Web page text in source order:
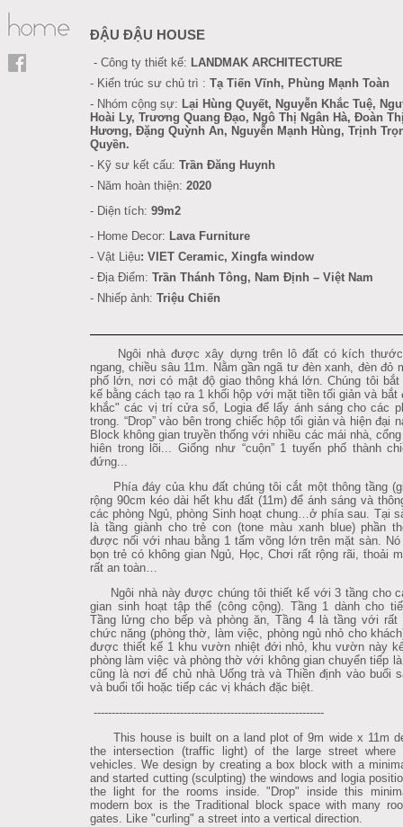
ĐẬU ĐẬU HOUSE
- Công ty thiết kế: LANDMAK ARCHITECTURE
- Kiến trúc sư chủ trì : Tạ Tiến Vĩnh, Phùng Mạnh Toàn
- Nhóm cộng sự: Lại Hùng Quyết, Nguyễn Khắc Tuệ,
Hoài Ly, Trương Quang Đạo, Ngô Thị Ngân Hà, Đoàn
Hương, Đặng Quỳnh An, Nguyễn Mạnh Hùng, Trịnh
Quyền.
- Kỹ sư kết cấu: Trần Đăng Huynh
- Năm hoàn thiện: 2020
- Diện tích: 99m2
- Home Decor: Lava Furniture
- Vật Liệu: VIET Ceramic, Xingfa window
- Địa Điểm: Trần Thánh Tông, Nam Định – Việt Nam
- Nhiếp ảnh: Triệu Chiến
Ngôi nhà được xây dựng trên lô đất có kích thước
ngang, chiều sâu 11m. Nằm gần ngã tư đèn xanh, đèn đỏ
phố lớn, nơi có mật độ giao thông khá lớn. Chúng tôi bắt
kế bằng cách tạo ra 1 khối hộp với mặt tiền tối giản và bắt
khắc" các vị trí cửa sổ, Logia để lấy ánh sáng cho các
trong. “Drop” vào bên trong chiếc hộp tối giản và hiện đại
Block không gian truyền thống với nhiều các mái nhà,
hiên trong lõi... Giống như “cuộn” 1 tuyến phố thành
đứng...
Phía đáy của khu đất chúng tôi cắt một thông tầng
rộng 90cm kéo dài hết khu đất (11m) để ánh sáng và
các phòng Ngủ, phòng Sinh hoạt chung…ở phía sau. Tại
là tầng giành cho trẻ con (tone màu xanh blue) phần
được nối với nhau bằng 1 tấm võng lớn trên mặt sàn. Nó
bọn trẻ có không gian Ngủ, Học, Chơi rất rộng rãi, thoải
rất an toàn…
Ngôi nhà này được chúng tôi thiết kế với 3 tầng cho
gian sinh hoạt tập thể (công cộng). Tầng 1 dành cho
Tầng lửng cho bếp và phòng ăn, Tầng 4 là tầng với rất
chức năng (phòng thờ, làm việc, phòng ngủ nhỏ cho
được thiết kế 1 khu vườn nhiệt đới nhỏ, khu vườn này
phòng làm việc và phòng thờ với không gian chuyển tiếp
cũng là nơi để chủ nhà Uống trà và Thiền định vào buổi
và buổi tối hoặc tiếp các vị khách đặc biệt.
----------------------------------------------------------------
This house is built on a land plot of 9m wide x 11m
the intersection (traffic light) of the large street where
vehicles. We design by creating a box block with a
and started cutting (sculpting) the windows and logia
the light for the rooms inside. "Drop" inside this
modern box is the Traditional block space with many
gates. Like "curling" a street into a vertical direction.